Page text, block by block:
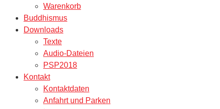
Warenkorb
Buddhismus
Downloads
Texte
Audio-Dateien
PSP2018
Kontakt
Kontaktdaten
Anfahrt und Parken